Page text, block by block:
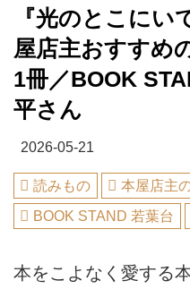
『光のとこにい
屋店主おすすめ
1冊／BOOK
平さん
2026-05-21
読みもの
本屋店主
BOOK STAND 若葉台
本をこよなく愛する